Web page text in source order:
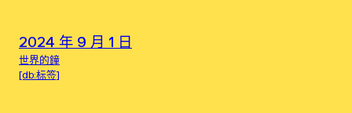
2024 年 9 月 1 日
世界的鐘
[db:标签]